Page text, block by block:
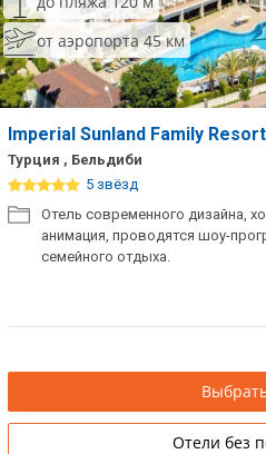
от аэропорта 45 км
Imperial Sunland Family
Турция , Бельдиби
5 звёзд
Отель современного дизайна,
анимация, проводятся шоу-
семейного отдыха.
Отели без